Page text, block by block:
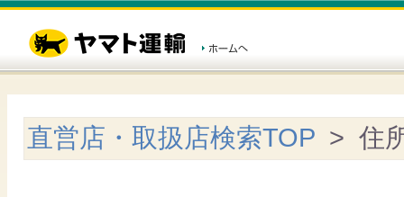
直営店・取扱店検索TOP > 住